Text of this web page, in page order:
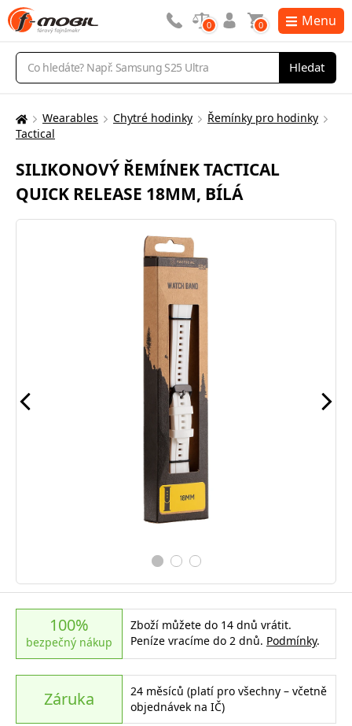
Vyhledávání
Hledat
0 0 Menu
Zde
nacházíte:
Wearables Chytré hodinky
Řemínky pro hodinky
Tactical
SILIKONOVÝ ŘEMÍNEK TACTICAL
QUICK RELEASE 18MM, BÍLÁ
100%
bezpečný nákup
Zboží můžete do 14 dnů vrátit.
Peníze vracíme do 2 dnů. Podmínky.
Záruka
24 měsíců (platí pro všechny – včetně
objednávek na IČ)